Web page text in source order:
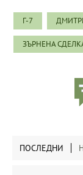
Г-7
ЗЪРНЕНА
ПОСЛЕДНИ